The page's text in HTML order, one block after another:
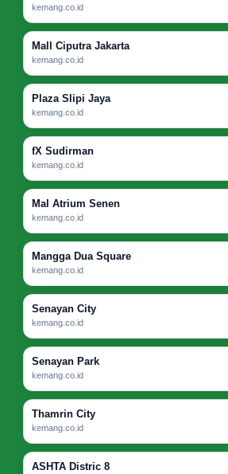
kemang.co.id
Mall Ciputra Jakarta
kemang.co.id
Plaza Slipi Jaya
kemang.co.id
fX Sudirman
kemang.co.id
Mal Atrium Senen
kemang.co.id
Mangga Dua Square
kemang.co.id
Senayan City
kemang.co.id
Senayan Park
kemang.co.id
Thamrin City
kemang.co.id
ASHTA Distric 8